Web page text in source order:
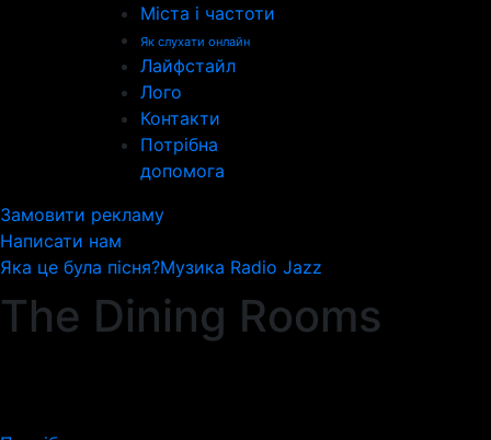
Міста і частоти
Як слухати онлайн
Лайфстайл
Лого
Контакти
Потрібна
допомога
Замовити рекламу
Написати нам
Яка це була пісня?Музика Radio Jazz
The Dining Rooms